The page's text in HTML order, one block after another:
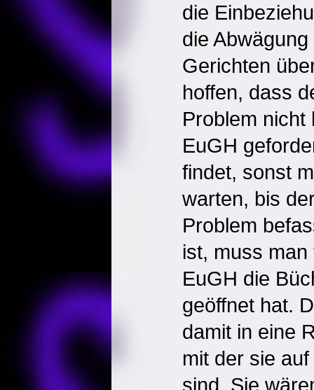
die
die
Gerichten
hoffen, dass
Problem nicht
EuGH
findet, sonst
warten, bis
Problem
ist, muss
EuGH die
geöffnet hat.
damit in eine
mit der sie
sind. Sie